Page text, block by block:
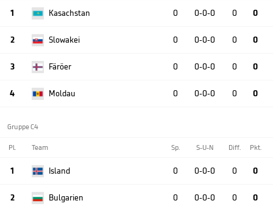
1 Kasachstan 0 0-0-0 0 0
2 Slowakei 0 0-0-0 0 0
3 Färöer 0 0-0-0 0 0
4 Moldau 0 0-0-0 0 0
Gruppe C4
Pl. Team Sp. S-U-N Diff. Pkt.
1 Island 0 0-0-0 0 0
2 Bulgarien 0 0-0-0 0 0